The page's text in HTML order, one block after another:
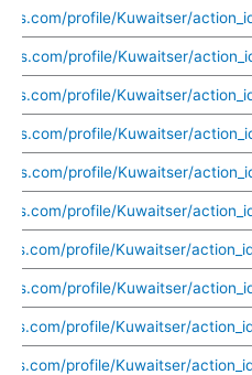
profile/Kuwaitser/
profile/Kuwaitser/
profile/Kuwaitser/
profile/Kuwaitser/
profile/Kuwaitser/
profile/Kuwaitser/
profile/Kuwaitser/
profile/Kuwaitser/
profile/Kuwaitser/
profile/Kuwaitser/